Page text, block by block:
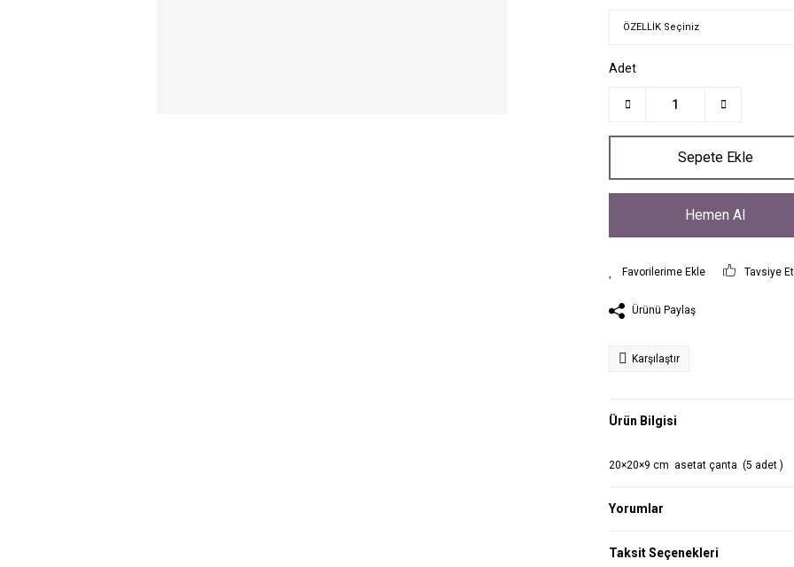
Adet
Sepete Ekle
Hemen Al
Tavsiye Et
Ürünü Paylaş
Karşılaştır
Ürün Bilgisi
20×20×9 cm asetat çanta (5 adet )
Yorumlar
Taksit Seçenekleri